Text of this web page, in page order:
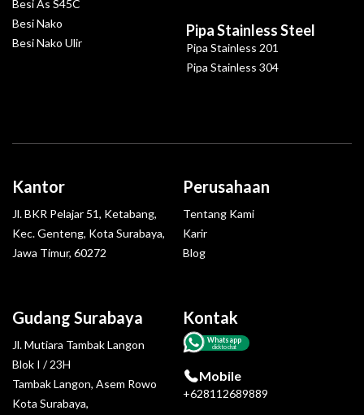
Besi As S45C
Besi Nako
Besi Nako Ulir
Pipa Stainless Steel
Pipa Stainless 201
Pipa Stainless 304
Gudang Surabaya
Jl. Mutiara Tambak Langon
Blok I / 23H
Tambak Langon, Asem Rowo
Kota Surabaya,
Kantor
Jl. BKR Pelajar 51, Ketabang,
Kec. Genteng, Kota Surabaya,
Jawa Timur, 60272
Kontak
Whatsapp
click to chat
Mobile
+628112689889
Perusahaan
Tentang Kami
Karir
Blog